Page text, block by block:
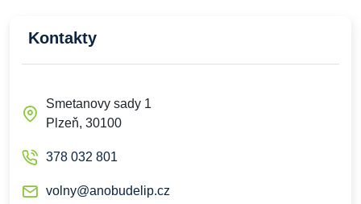
Kontakty
Smetanovy sady 1
Plzeň, 30100
378 032 801
volny@anobudelip.cz